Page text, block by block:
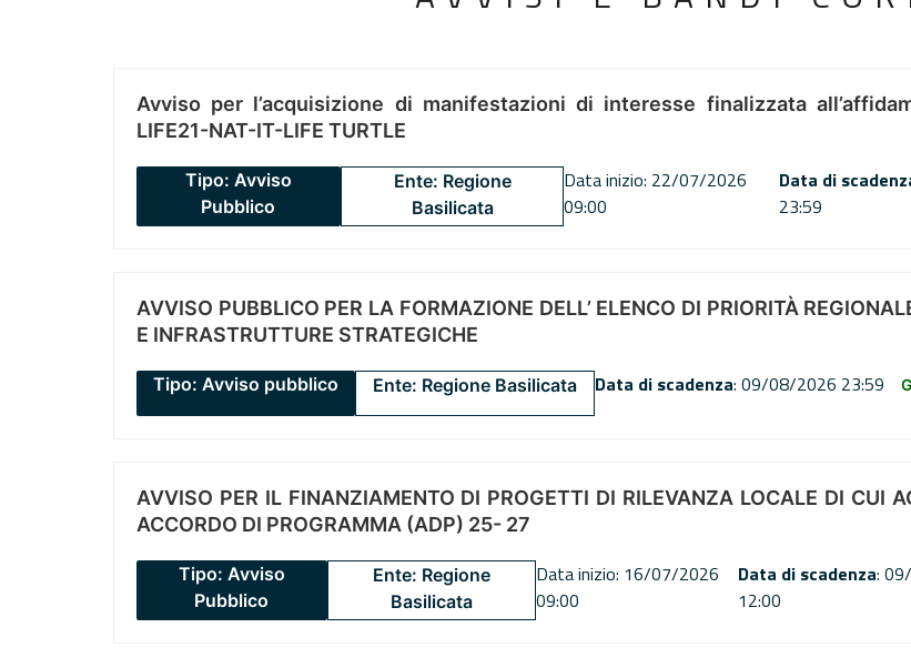
Avviso per l’acquisizione di manifestazioni di interesse finalizzata
LIFE21-NAT-IT-LIFE TURTLE
Tipo: Avviso
Pubblico
Ente: Regione
Basilicata
Data inizio: 22/07/2026
09:00
Data di
23:59
AVVISO PUBBLICO PER LA FORMAZIONE DELL’ ELENCO DI PRIORITÀ
E INFRASTRUTTURE STRATEGICHE
Tipo: Avviso pubblico Ente: Regione Basilicata Data di scadenza: 09/08/2026 23:59
AVVISO PER IL FINANZIAMENTO DI PROGETTI DI RILEVANZA LOCALE DI CUI
ACCORDO DI PROGRAMMA (ADP) 25- 27
Tipo: Avviso
Pubblico
Ente: Regione
Basilicata
Data inizio: 16/07/2026
09:00
Data di scadenza:
12:00